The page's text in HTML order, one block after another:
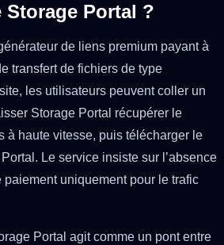
Storage Portal ?
de liens premium payant à
transfert de fichiers de type
les utilisateurs peuvent coller un
Storage Portal récupérer le
à haute vitesse, puis télécharger le
Le service insiste sur l’absence
uniquement pour le trafic
Portal agit comme un pont entre